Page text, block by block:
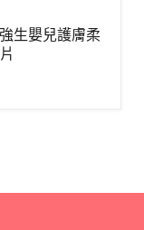
生嬰兒護膚柔